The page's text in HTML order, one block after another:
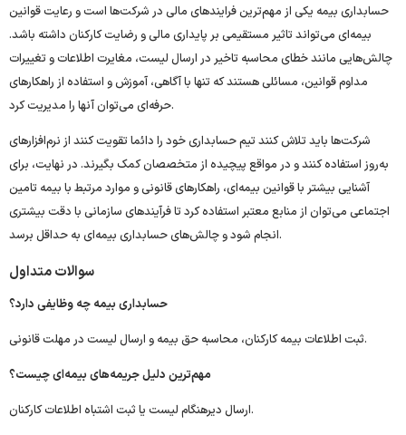
حسابداری بیمه یکی از مهم‌ترین فرایندهای مالی در شرکت‌ها است و رعایت قوانین
بیمه‌ای می‌تواند تاثیر مستقیمی بر پایداری مالی و رضایت کارکنان داشته باشد.
چالش‌هایی مانند خطای محاسبه تاخیر در ارسال لیست، مغایرت اطلاعات و تغییرات
مداوم قوانین، مسائلی هستند که تنها با آگاهی، آموزش و استفاده از راهکارهای
حرفه‌ای می‌توان آنها را مدیریت کرد.
شرکت‌ها باید تلاش کنند تیم حسابداری خود را دائما تقویت کنند از نرم‌افزارهای
به‌روز استفاده کنند و در مواقع پیچیده از متخصصان کمک بگیرند. در نهایت، برای
آشنایی بیشتر با قوانین بیمه‌ای، راهکارهای قانونی و موارد مرتبط با بیمه تامین
اجتماعی می‌توان از منابع معتبر استفاده کرد تا فرآیندهای سازمانی با دقت بیشتری
انجام شود و چالش‌های حسابداری بیمه‌ای به حداقل برسد.
سوالات متداول
حسابداری بیمه چه وظایفی دارد؟
ثبت اطلاعات بیمه کارکنان، محاسبه حق بیمه و ارسال لیست در مهلت قانونی.
مهم‌ترین دلیل جریمه‌های بیمه‌ای چیست؟
ارسال دیرهنگام لیست یا ثبت اشتباه اطلاعات کارکنان.